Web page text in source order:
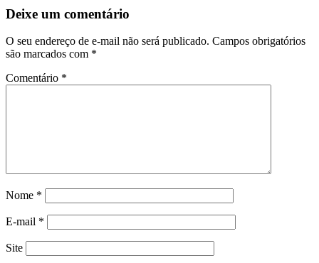
Deixe um comentário
O seu endereço de e-mail não será publicado. Campos obrigatórios
são marcados com *
Comentário *
Nome *
E-mail *
Site